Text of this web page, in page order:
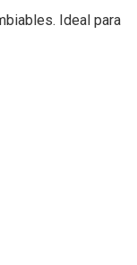
Ideal para